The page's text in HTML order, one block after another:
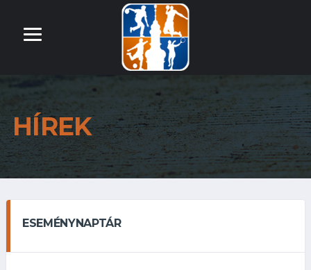
HÍREK
ESEMÉNYNAPTÁR